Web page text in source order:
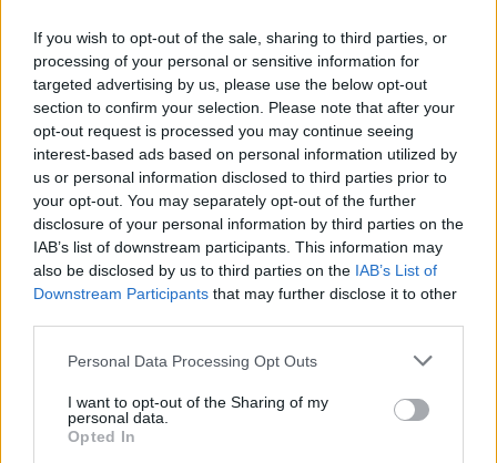
If you wish to opt-out of the sale, sharing to third parties, or
processing of your personal or sensitive information for
targeted advertising by us, please use the below opt-out
section to confirm your selection. Please note that after your
opt-out request is processed you may continue seeing
interest-based ads based on personal information utilized by
us or personal information disclosed to third parties prior to
your opt-out. You may separately opt-out of the further
disclosure of your personal information by third parties on the
IAB’s list of downstream participants. This information may
also be disclosed by us to third parties on the IAB’s List of
Downstream Participants that may further disclose it to other
Personal Data Processing Opt Outs
I want to opt-out of the Sharing of my
personal data.
Opted In
Dyzelino litras Vilniuje per mėnesį atpigo 3,8
proc. iki 1,769 euro, Rygoje – 0,5 proc. iki 1,874
euro, Taline – 1,6 proc. iki 1,829 euro.
Susiję straipsniai